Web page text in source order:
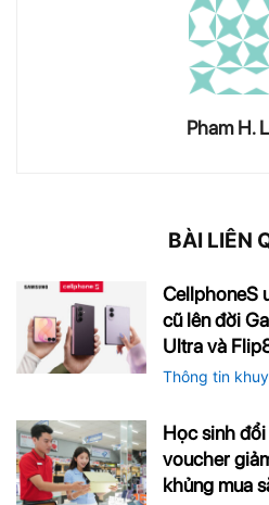
Pham H.
BÀI LIÊN
CellphoneS
cũ lên đời
Ultra và
Thông tin
Học sinh
voucher
khủng mua